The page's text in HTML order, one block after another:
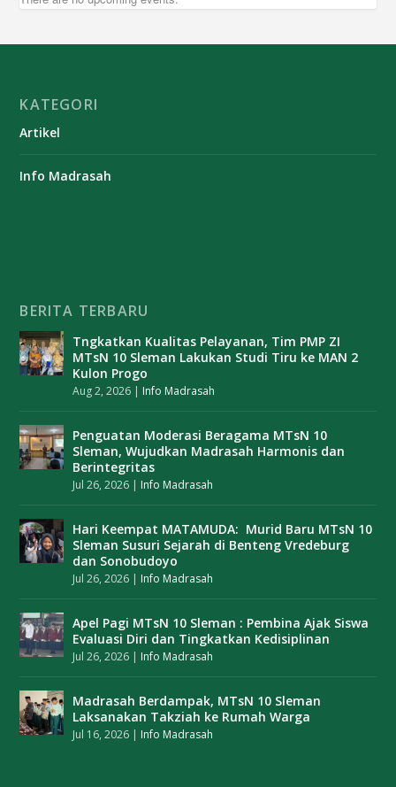
KATEGORI
Artikel
Info Madrasah
BERITA TERBARU
Tngkatkan Kualitas Pelayanan, Tim PMP ZI
MTsN 10 Sleman Lakukan Studi Tiru ke MAN 2
Kulon Progo
Aug 2, 2026 | Info Madrasah
Penguatan Moderasi Beragama MTsN 10
Sleman, Wujudkan Madrasah Harmonis dan
Berintegritas
Jul 26, 2026 | Info Madrasah
Hari Keempat MATAMUDA: Murid Baru MTsN 10
Sleman Susuri Sejarah di Benteng Vredeburg
dan Sonobudoyo
Jul 26, 2026 | Info Madrasah
Apel Pagi MTsN 10 Sleman : Pembina Ajak Siswa
Evaluasi Diri dan Tingkatkan Kedisiplinan
Jul 26, 2026 | Info Madrasah
Madrasah Berdampak, MTsN 10 Sleman
Laksanakan Takziah ke Rumah Warga
Jul 16, 2026 | Info Madrasah